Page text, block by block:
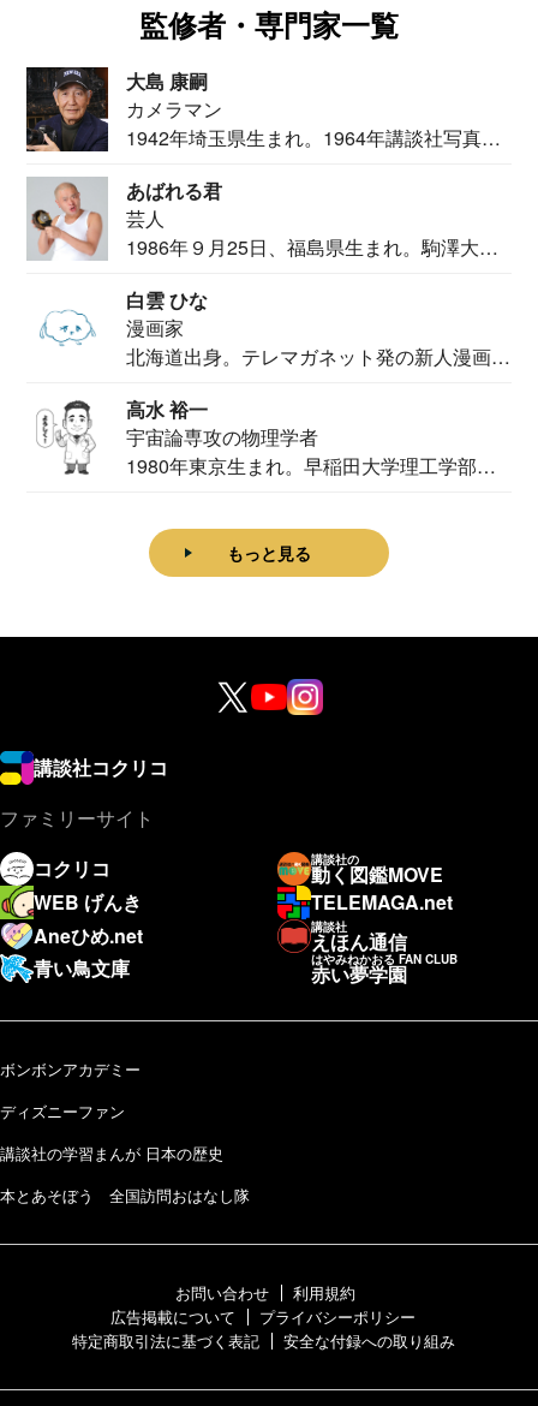
監修者・専門家一覧
大島 康嗣
カメラマン
1942年埼玉県生まれ。1964年講談社写真部
あばれる君
芸人
1986年９月25日、福島県生まれ。駒澤大学
白雲 ひな
漫画家
北海道出身。テレマガネット発の新人漫画
高水 裕一
宇宙論専攻の物理学者
1980年東京生まれ。早稲田大学理工学部物
もっと見る
講談社コクリコ
ファミリーサイト
コクリコ
講談社の
動く図鑑MOVE
WEB げんき
TELEMAGA.net
Aneひめ.net
講談社
えほん通信
青い鳥文庫
はやみねかおる FAN CLUB
赤い夢学園
ボンボンアカデミー
ディズニーファン
講談社の学習まんが 日本の歴史
本とあそぼう 全国訪問おはなし隊
お問い合わせ
利用規約
広告掲載について
プライバシーポリシー
特定商取引法に基づく表記
安全な付録への取り組み